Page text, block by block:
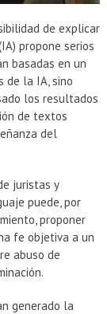
de explicar
propone serios
basadas en un
de la IA, sino
los resultados
de textos
del
juristas y
puede, por
proponer
fe objetiva a un
abuso de
generado la